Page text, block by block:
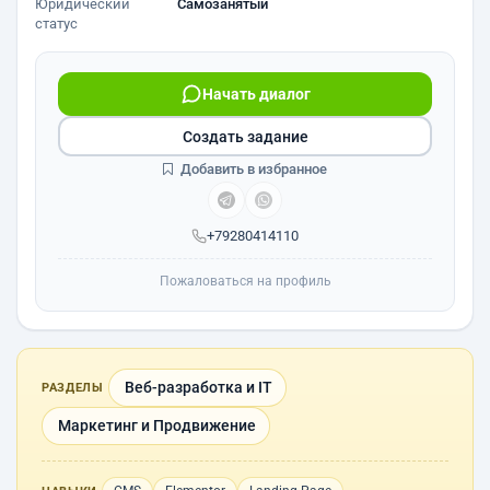
Юридический
статус
Самозанятый
+79280414110
Начать диалог
Создать задание
Добавить в избранное
Пожаловаться на профиль
РАЗДЕЛЫ Веб-разработка и IT
Маркетинг и Продвижение